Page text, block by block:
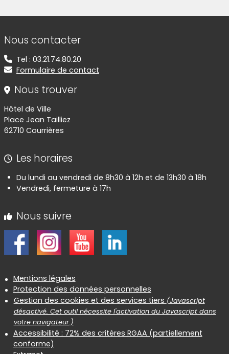
Informations de contact
Nous contacter
Tel : 03.21.74.80.20
Formulaire de contact
Nous trouver
Hôtel de Ville
Place Jean Tailliez
62710 Courrières
Les horaires
Du lundi au vendredi de 8h30 à 12h et de 13h30 à 18h
Vendredi, fermeture à 17h
Nous suivre
Informations réglementaires
Mentions légales
Protection des données personnelles
Gestion des cookies et des services tiers (Javascript
désactivé. Cet outil nécessite l'activation du Javascript dans
votre navigateur.)
Accessibilité : 72% des critères RGAA (partiellement
conforme)